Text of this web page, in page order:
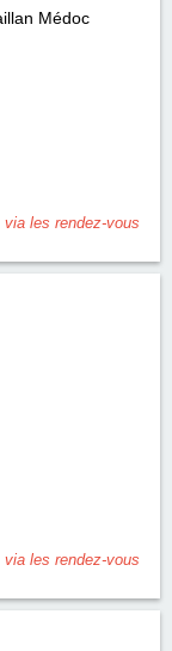
Médoc
les rendez-vous
les rendez-vous